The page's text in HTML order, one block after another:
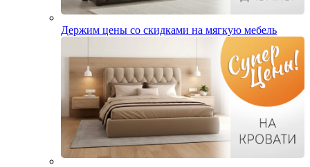
Держим цены со скидками на мягкую мебель